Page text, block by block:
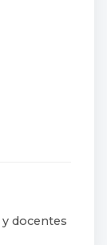
docentes